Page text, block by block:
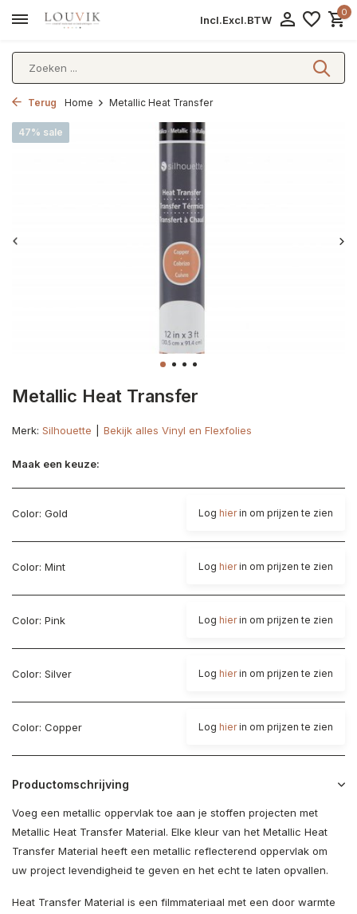
Incl.Excl.BTW
0
Terug Home Metallic Heat Transfer
Metallic Heat Transfer
47% sale
Merk: Silhouette Bekijk alles Vinyl en Flexfolies
Maak een keuze:
Color: Gold Log hierin om prijzen te zien
Color: Mint Log hierin om prijzen te zien
Color: Pink Log hierin om prijzen te zien
Color: Silver Log hierin om prijzen te zien
Color: Copper Log hierin om prijzen te zien
Productomschrijving
Voeg een metallic oppervlak toe aan je stoffen projecten met
Metallic Heat Transfer Material. Elke kleur van het Metallic Heat
Transfer Material heeft een metallic reflecterend oppervlak om
uw project levendigheid te geven en het echt te laten opvallen.
Heat Transfer Material is een filmmateriaal met een door warmte